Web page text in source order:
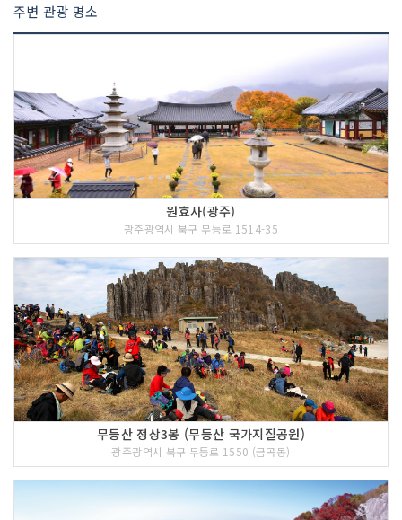
주변 관광 명소
원효사(광주)
광주광역시 북구 무등로 1514-35
무등산 정상3봉 (무등산 국가지질공원)
광주광역시 북구 무등로 1550 (금곡동)